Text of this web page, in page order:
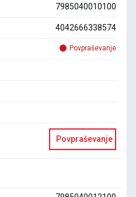
7985040010100
4042666338574
Povpraševanje
Povpraševanje